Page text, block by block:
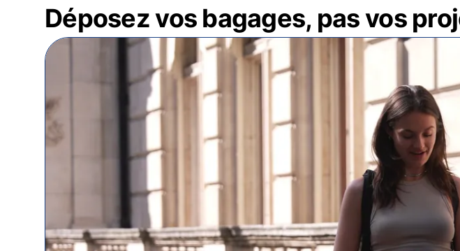
Déposez vos bagages, pas vos